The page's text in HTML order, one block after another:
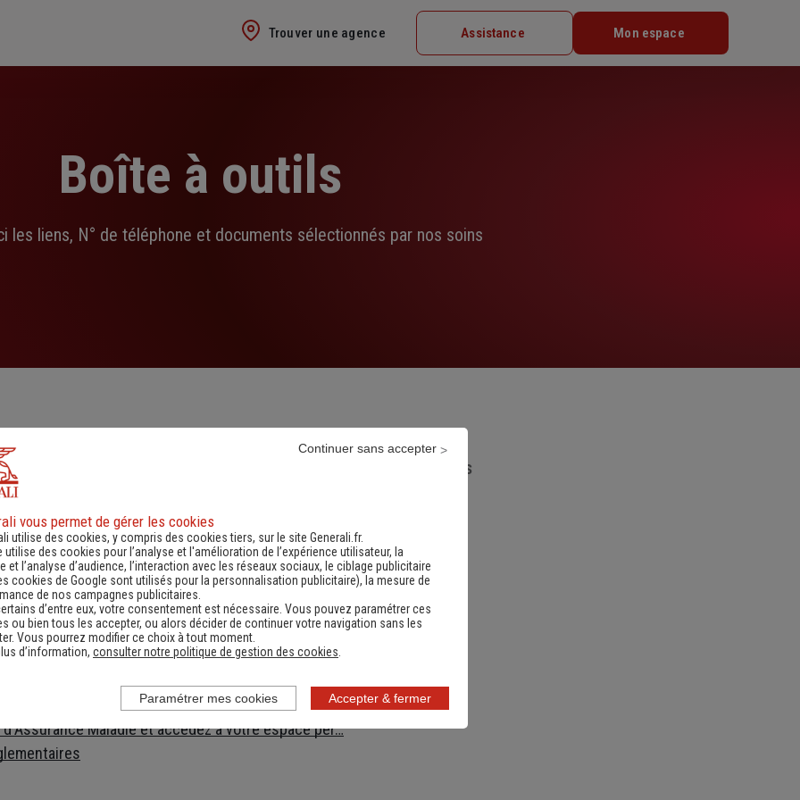
Trouver une agence Assistance Mon espace
Boîte à outils
les liens, N° de téléphone et documents sélectionnés par nos soins
Documents utiles
votre assureur 24h/24 !
votre poche !
la Chambre Syndicale du Déménagement
votre changement d'adresse
à laquelle vous adresser pour vos démarches
Maladie et accédez à votre espace per…
vous permet de gérer les cookies
utilise des cookies, y compris des cookies tiers, sur le site Generali.fr.
utilise des cookies pour l’analyse et l'amélioration de l’expérience utilisateur, la
et l’analyse d’audience, l’interaction avec les réseaux sociaux, le ciblage publicitaire
cookies de Google sont utilisés pour la personnalisation publicitaire), la mesure de
de nos campagnes publicitaires.
d’entre eux, votre consentement est nécessaire. Vous pouvez paramétrer ces
ou bien tous les accepter, ou alors décider de continuer votre navigation sans les
Vous pourrez modifier ce choix à tout moment.
d’information, consulter notre politique de gestion des cookies.
Accepter & fermer
Continuer sans accepter
Paramétrer mes cookies